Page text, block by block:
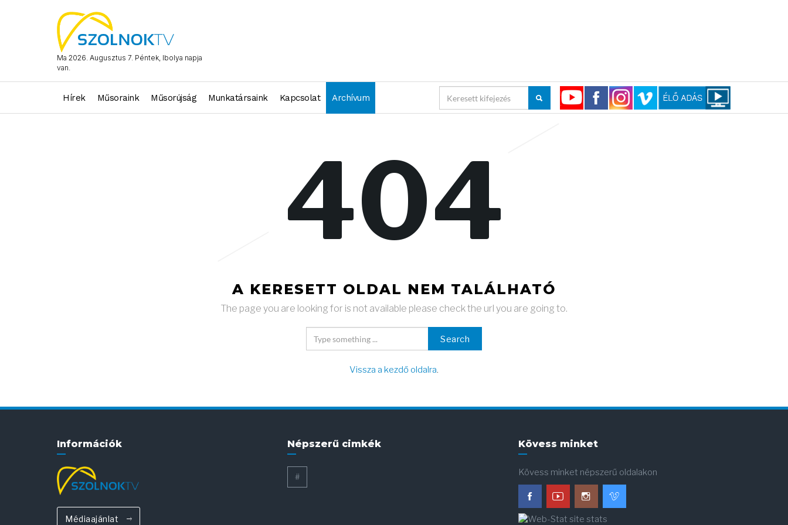
Ma 2026. Augusztus 7. Péntek, Ibolya napja
van.
Hírek Műsoraink Műsorújság Munkatársaink Kapcsolat Archívum
404
A KERESETT OLDAL NEM TALÁLHATÓ
The page you are looking for is not available please check the url you are going to.
Search
Vissza a kezdő oldalra.
Információk
Médiaajánlat
Népszerű cimkék
#
Kövess minket
Kövess minket népszerű oldalakon